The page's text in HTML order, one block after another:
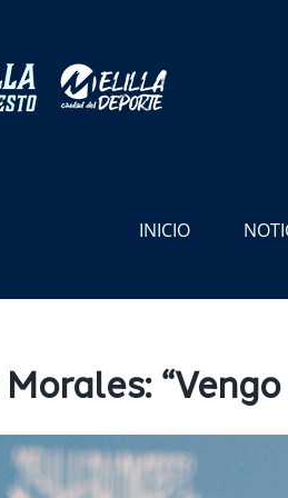
INICIO